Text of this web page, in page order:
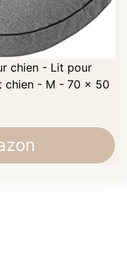
chien - Lit pour
chien - M - 70 x 50